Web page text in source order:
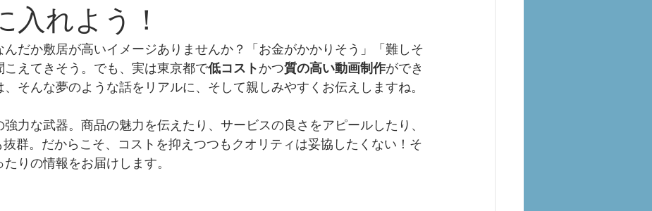
入れよう！
だか敷居が高いイメージありませんか？「お金がかかりそう」「難しそ
こえてきそう。でも、実は東京都で低コストかつ質の高い動画制作ができ
そんな夢のような話をリアルに、そして親しみやすくお伝えしますね。
力な武器。商品の魅力を伝えたり、サービスの良さをアピールしたり、
抜群。だからこそ、コストを抑えつつもクオリティは妥協したくない！そ
りの情報をお届けします。